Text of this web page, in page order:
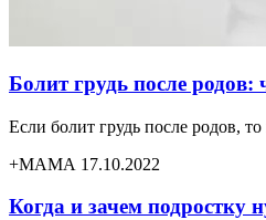
Болит грудь после родов:
Если болит грудь после родов,
+МАМА 17.10.2022
Когда и зачем подростку